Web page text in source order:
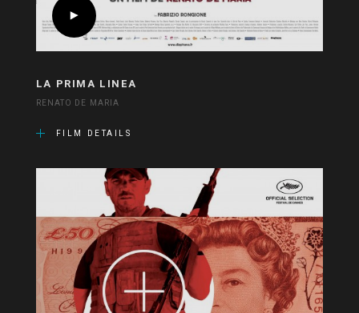
LA PRIMA LINEA
RENATO DE MARIA
FILM DETAILS